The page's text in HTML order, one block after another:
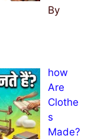
By
how
Are
Clothe
s
Made?